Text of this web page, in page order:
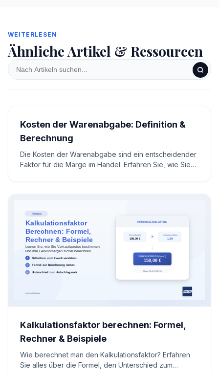
WEITERLESEN
Ähnliche Artikel & Ressourcen
Kosten der Warenabgabe: Definition &
Berechnung
Die Kosten der Warenabgabe sind ein entscheidender
Faktor für die Marge im Handel. Erfahren Sie, wie Sie
Kalkulationsfaktor berechnen: Formel,
Rechner & Beispiele
Wie berechnet man den Kalkulationsfaktor? Erfahren
Sie alles über die Formel, den Unterschied zum